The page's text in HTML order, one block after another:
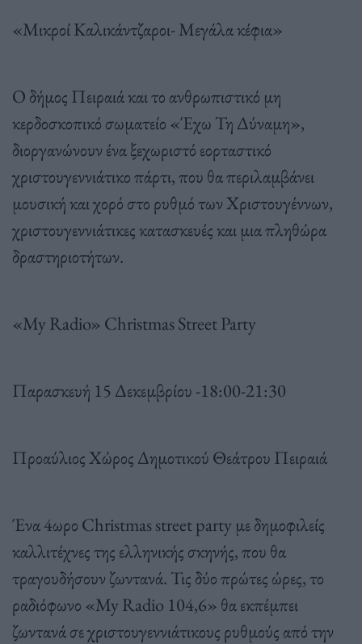
«Μικροί Καλικάντζαροι- Μεγάλα κέφια»
Ο δήμος Πειραιά και το ανθρωπιστικό μη
κερδοσκοπικό σωματείο «Έχω Τη Δύναμη»,
διοργανώνουν ένα ξεχωριστό εορταστικό
χριστουγεννιάτικο πάρτι, που θα περιλαμβάνει
μουσική και χορό στο ρυθμό των Χριστουγέννων,
χριστουγεννιάτικες κατασκευές και μια πληθώρα
δραστηριοτήτων.
«My Radio» Christmas Street Party
Παρασκευή 15 Δεκεμβρίου -18:00-21:30
Προαύλιος Χώρος Δημοτικού Θεάτρου Πειραιά
Ένα 4ωρο Christmas street party με δημοφιλείς
καλλιτέχνες της ελληνικής σκηνής, που θα
τραγουδήσουν ζωντανά. Τις δύο πρώτες ώρες, το
ραδιόφωνο «My Radio 104,6» θα εκπέμπει
ζωντανά σε χριστουγεννιάτικους ρυθμούς από την